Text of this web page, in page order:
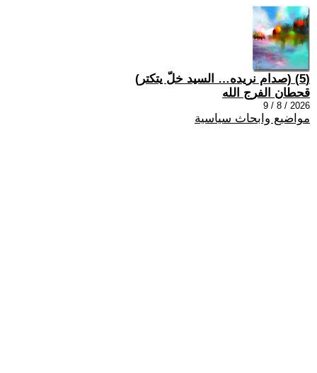
(5) (صدام نريده… السيد خلّ يتكتر)
قحطان الفرج الله
2026 / 8 / 9
مواضيع وابحاث سياسية